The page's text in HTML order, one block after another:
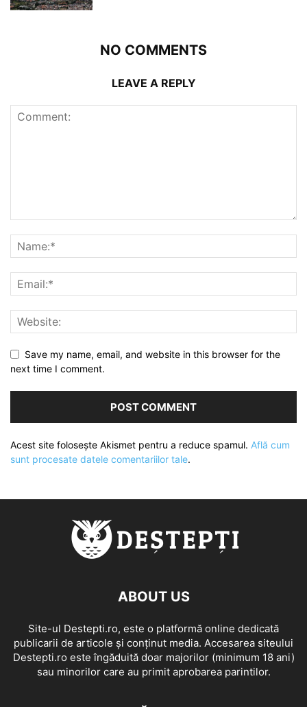
NO COMMENTS
LEAVE A REPLY
Save my name, email, and website in this browser for the
next time I comment.
Acest site folosește Akismet pentru a reduce spamul. Află cum
sunt procesate datele comentariilor tale.
ABOUT US
Site-ul Destepti.ro, este o platformă online dedicată
publicarii de articole și conținut media. Accesarea siteului
Destepti.ro este îngăduită doar majorilor (minimum 18 ani)
sau minorilor care au primit aprobarea parintilor.